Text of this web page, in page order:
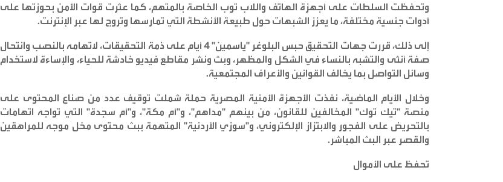
وتحفظت السلطات على أجهزة الهاتف واللاب توب الخاصة بالمتهم، كما عثرت قوات الأمن بحوزتها على
أدوات جنسية مختلفة، ما يعزز الشبهات حول طبيعة الأنشطة التي تمارسها وتروج لها عبر الإنترنت.
إلى ذلك، قررت جهات التحقيق حبس البلوغر "ياسمين" 4 أيام على ذمة التحقيقات، لاتهامه بالنصب وانتحال
صفة أنثى والتشبه بالنساء في الشكل والمظهر، وبث ونشر مقاطع فيديو خادشة للحياء، والإساءة لاستخدام
وسائل التواصل بما يخالف القوانين والأعراف المجتمعية.
وخلال الأيام الماضية، نفذت الأجهزة الأمنية المصرية حملة شملت توقيف عدد من صناع المحتوى على
منصة "تيك توك" المخالفين للقانون، من بينهم "مداهم"، و"أم مكة"، و"أم سجدة" التي تواجه اتهامات
بالتحريض على الفجور والابتزاز الإلكتروني، و"سوزي الأردنية" المتهمة ببث محتوى مخل موجه للمراهقين
والقصر عبر البث المباشر.
تحفظ على الأموال